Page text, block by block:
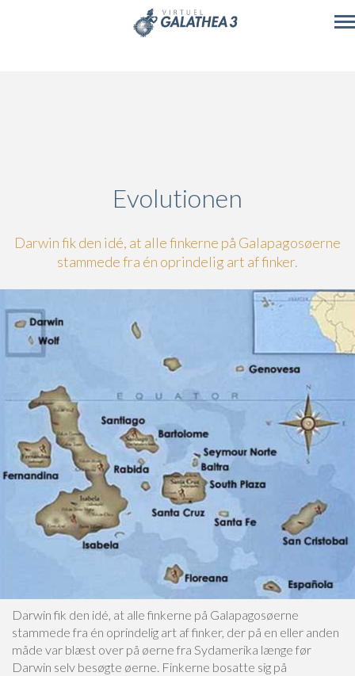
Evolutionen
Darwin fik den idé, at alle finkerne på Galapagosøerne
stammede fra én oprindelig art af finker.
Darwin fik den idé, at alle finkerne på Galapagosøerne
stammede fra én oprindelig art af finker, der på en eller anden
måde var blæst over på øerne fra Sydamerika længe før
Darwin selv besøgte øerne. Finkerne bosatte sig på